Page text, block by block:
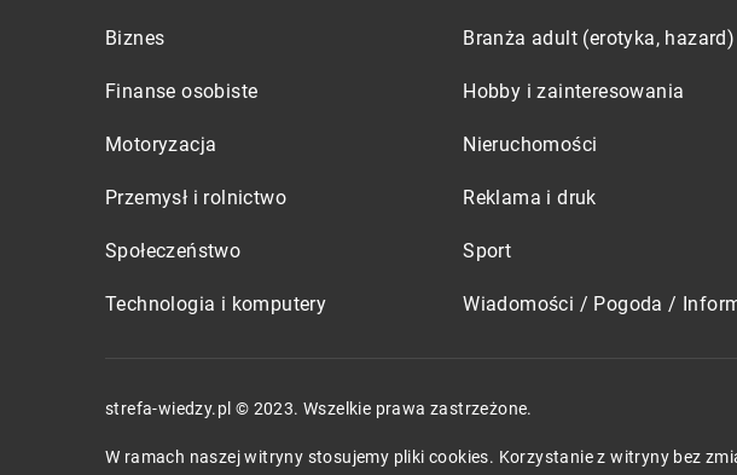
Biznes Branża adult (erotyka, hazard)
Finanse osobiste Hobby i zainteresowania
Motoryzacja Nieruchomości
Przemysł i rolnictwo Reklama i druk
Społeczeństwo Sport
Technologia i komputery Wiadomości / Pogoda /
strefa-wiedzy.pl © 2023. Wszelkie prawa zastrzeżone.
W ramach naszej witryny stosujemy pliki cookies. Korzystanie z witryny bez